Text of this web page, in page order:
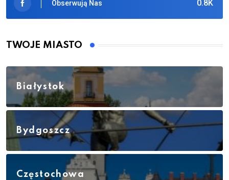
0.8K
Obserwują Nas
TWOJE MIASTO
Białystok
Bydgoszcz
Częstochowa